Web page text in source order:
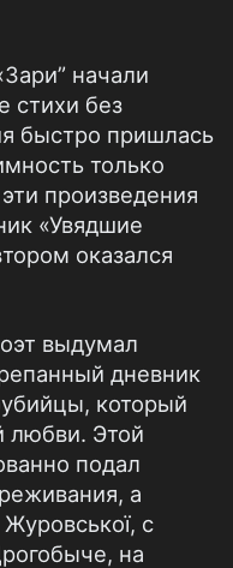
начали
стихи без
быстро пришлась
только
произведения
«Увядшие
оказался
выдумал
дневник
который
любви. Этой
подал
а
с
на